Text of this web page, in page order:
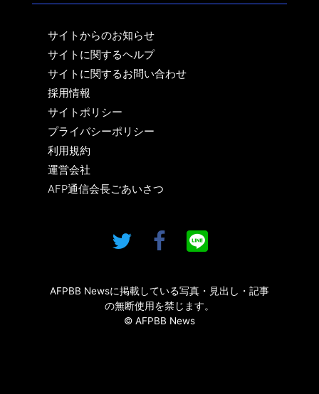
サイトからのお知らせ
サイトに関するヘルプ
サイトに関するお問い合わせ
採用情報
サイトポリシー
プライバシーポリシー
利用規約
運営会社
AFP通信会長ごあいさつ
AFPBB Newsに掲載している写真・見出し・記事
の無断使用を禁じます。
© AFPBB News